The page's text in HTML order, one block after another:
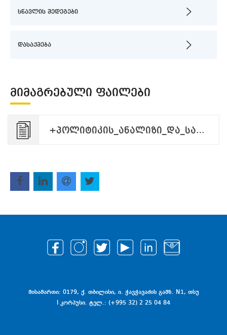
სწავლის შედეგები
დასაქმება
ᲛᲘᲛᲐᲒᲠᲔᲑᲣᲚᲘ ᲤᲐᲘᲚᲔᲑᲘ
+პოლიტიკის_ანალიზი_და_საჯარო_პოლიტიკა_MA.24.02.2026.pdf
მისამართი: 0179, ქ. თბილისი, ი. ჭავჭავაძის გამზ. N1, თსუ
I კორპუსი. ტელ.: (+995 32) 2 25 04 84